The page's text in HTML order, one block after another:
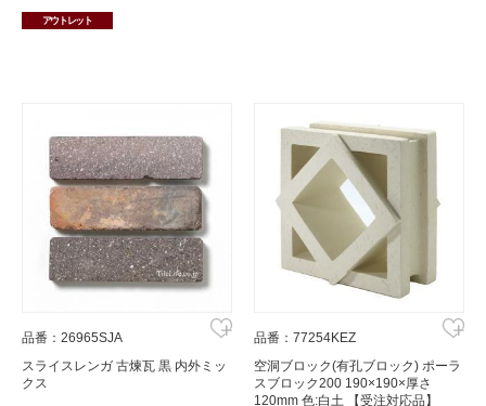
アウトレット
品番：26965SJA
スライスレンガ 古煉瓦 黒 内外ミッ
クス
品番：77254KEZ
空洞ブロック(有孔ブロック) ポーラ
スブロック200 190×190×厚さ
120mm 色:白土 【受注対応品】